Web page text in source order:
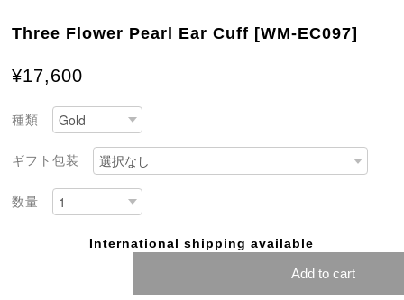
Three Flower Pearl Ear Cuff [WM-EC097]
¥17,600
種類
ギフト包装
数量
International shipping available
Add to cart